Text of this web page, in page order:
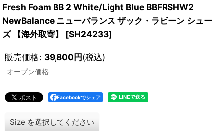
Fresh Foam BB 2 White/Light Blue BBFRSHW2
NewBalance ニューバランス ザック・ラビーン シュー
ズ 【海外取寄】
[SH24233]
販売価格: 39,800円(税込)
オープン価格
Facebookでシェア
Size を選択してください